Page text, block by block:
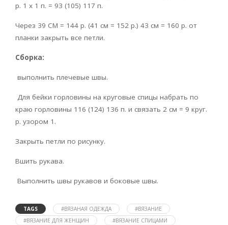
р. 1 х 1 п. = 93 (105) 117 п.
Через 39 CM = 144 р. (41 см = 152 р.) 43 см = 160 р. от
планки закрыть все петли.
Сборка:
выполнить плечевые швы.
Для бейки горловины на круговые спицы набрать по
краю горловины 116 (124) 136 п. и связать 2 см = 9 круг.
р. узором 1.
Закрыть петли по рисунку.
Вшить рукава.
Выполнить швы рукавов и боковые швы.
TAGS #ВЯЗАНАЯ ОДЕЖДА
#ВЯЗАНИЕ
#ВЯЗАНИЕ ДЛЯ ЖЕНЩИН
#ВЯЗАНИЕ СПИЦАМИ